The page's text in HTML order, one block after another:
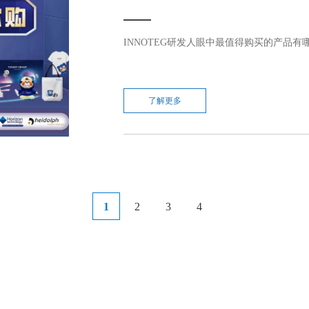
INNOTEG研发人眼中最值得购买的产品有
了解更多
1 2 3 4